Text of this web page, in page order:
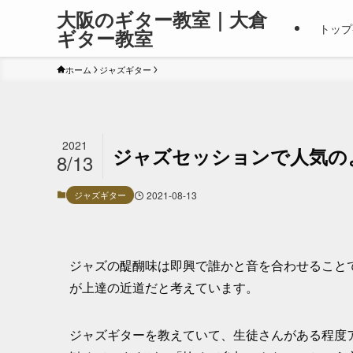
大阪のギター教室｜大倉
ギター教室 トッ
ホーム ジャズギター
ジャズセッションで人気
2021
8/13
ジャズギター 2021-08-13
ジャズの醍醐味は即興で誰かと音を合わせるこ
が上達の近道だと考えています。
ジャズギターを教えていて、生徒さんがある程